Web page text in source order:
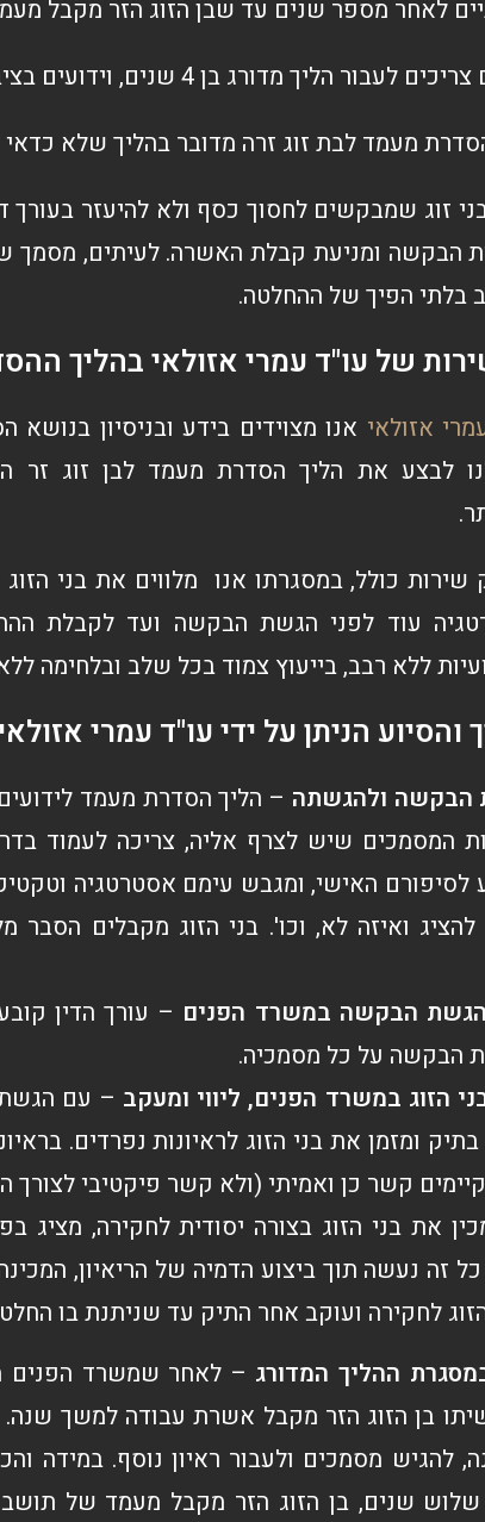
לאחר מספר שנים עד שבן הזוג הזר מקבל
מדורג בן 4 שנים, וידועים בציבור נדרשים להליך בן 7 שנים.
מעמד לבת זוג זרה מדובר בהליך שלא
זוג שמבקשים לחסוך כסף ולא להיעזר
הבקשה ומניעת קבלת האשרה. לעיתים, מסמך
בלתי הפיך של ההחלטה.
של עו"ד עמרי אזולאי בהליך
אזולאי אנו מצוידים בידע ובניסיון
לבצע את הליך הסדרת מעמד לבן זוג זר
כולל, במסגרתו אנו מלווים את בני
עוד לפני הגשת הבקשה ועד לקבלת
ללא רבב, בייעוץ צמוד בכל שלב ובלחימה
והסיוע הניתן על ידי עו"ד עמרי
הבקשה ולהגשתה – הליך הסדרת מעמד
המסמכים שיש לצרף אליה, צריכה לעמוד
לסיפורם האישי, ומגבש עימם אסטרטגיה
ואיזה לא, וכו'. בני הזוג מקבלים
הבקשה במשרד הפנים – עורך הדין
הבקשה על כל מסמכיה.
הזוג במשרד הפנים, ליווי ומעקב – עם
ומזמן את בני הזוג לראיונות נפרדים.
קשר כן ואמיתי (ולא קשר פיקטיבי
את בני הזוג בצורה יסודית לחקירה,
זה נעשה תוך ביצוע הדמיה של הריאיון,
לחקירה ועוקב אחר התיק עד שניתנת בו
ההליך המדורג – לאחר שמשרד הפנים
בן הזוג הזר מקבל אשרת עבודה למשך
להגיש מסמכים ולעבור ראיון נוסף.
שנים, בן הזוג הזר מקבל מעמד של תושב